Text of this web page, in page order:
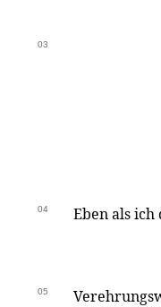
03
04 Eben als
05